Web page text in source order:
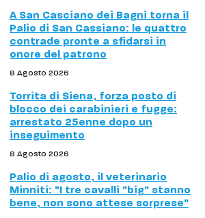
A San Casciano dei Bagni torna il
Palio di San Cassiano: le quattro
contrade pronte a sfidarsi in
onore del patrono
8 Agosto 2026
Torrita di Siena, forza posto di
blocco dei carabinieri e fugge:
arrestato 25enne dopo un
inseguimento
8 Agosto 2026
Palio di agosto, il veterinario
Minniti: "I tre cavalli "big" stanno
bene, non sono attese sorprese"